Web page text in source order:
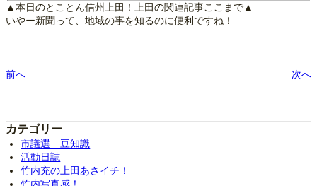
▲本日のとことん信州上田！上田の関連記事ここまで▲
いやー新聞って、地域の事を知るのに便利ですね！
前へ 次へ
カテゴリー
市議選 豆知識
活動日誌
竹内充の上田あさイチ！